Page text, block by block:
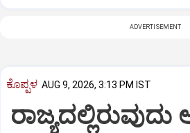
ADVERTISEMENT
ಕೊಪ್ಪಳ AUG 9, 2026, 3:13 PM IST